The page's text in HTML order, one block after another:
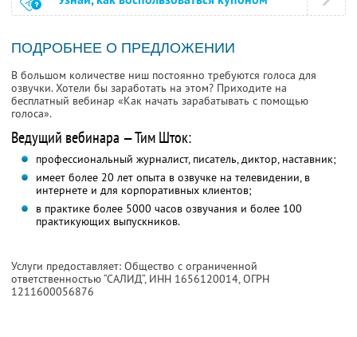
ПОДРОБНЕЕ О ПРЕДЛОЖЕНИИ
В большом количестве ниш постоянно требуются голоса для
озвучки. Хотели бы заработать на этом? Приходите на
бесплатный вебинар «Как начать зарабатывать с помощью
голоса».
Ведущий вебинара — Тим Шток:
профессиональный журналист, писатель, диктор, наставник;
имеет более 20 лет опыта в озвучке на телевидении, в
интернете и для корпоративных клиентов;
в практике более 5000 часов озвучания и более 100
практикующих выпускников.
Услуги предоставляет: Общество с ограниченной
ответственностью “САЛИД”, ИНН 1656120014, ОГРН
1211600056876